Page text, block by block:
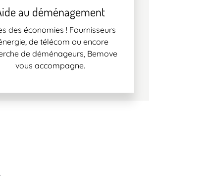
au déménagement
des économies ! Fournisseurs
de télécom ou encore
de déménageurs, Bemove
vous accompagne.